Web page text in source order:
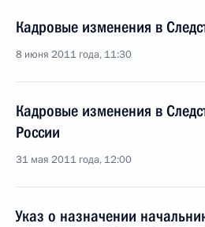
Кадровые изменения в
8 июня 2011 года, 11:30
Кадровые изменения в
России
31 мая 2011 года, 12:00
Указ о назначении